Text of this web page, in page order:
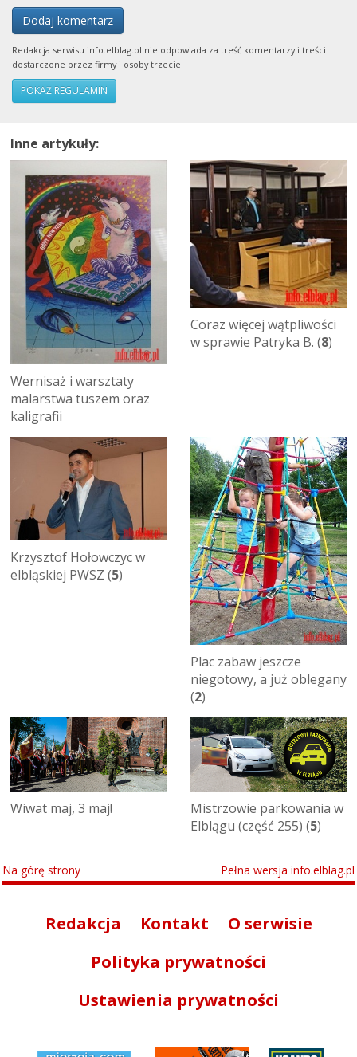
Dodaj komentarz
Redakcja serwisu info.elblag.pl nie odpowiada za treść komentarzy i treści
dostarczone przez firmy i osoby trzecie.
POKAŻ REGULAMIN
Inne artykuły:
Wernisaż i warsztaty
malarstwa tuszem oraz
kaligrafii
Coraz więcej wątpliwości
w sprawie Patryka B. (8)
Krzysztof Hołowczyc w
elbląskiej PWSZ (5)
Plac zabaw jeszcze
niegotowy, a już oblegany
(2)
Wiwat maj, 3 maj!
Mistrzowie parkowania w
Elblągu (część 255) (5)
Na górę strony Pełna wersja info.elblag.pl
Redakcja Kontakt
O serwisie
Polityka prywatności
Ustawienia prywatności